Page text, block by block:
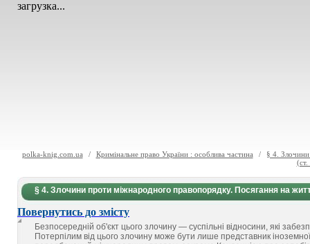
загрузка...
polka-knig.com.ua / Кримінальне право України : особлива частина /
§ 4.
§ 4. Злочини проти міжнародного правопорядку. Посягання на
Повернутись до змісту
Безпосередній об'єкт цього злочину — суспільні відносини, які
Потерпілим від цього злочину може бути лише представник